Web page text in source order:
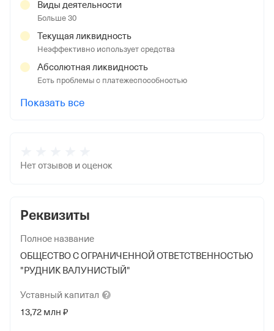
Реквизиты
Полное название
ОБЩЕСТВО С ОГРАНИЧЕННОЙ ОТВЕТСТВЕННОСТЬЮ
"РУДНИК ВАЛУНИСТЫЙ"
Уставный капитал
13,72 млн ₽
Виды деятельности
Больше 30
Текущая ликвидность
Неэффективно использует средства
Абсолютная ликвидность
Есть проблемы с платежеспособностью
Показать все
Нет отзывов и оценок